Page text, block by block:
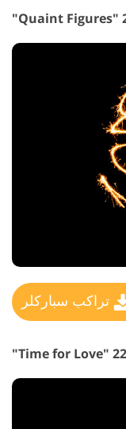
تراكب سباركلر